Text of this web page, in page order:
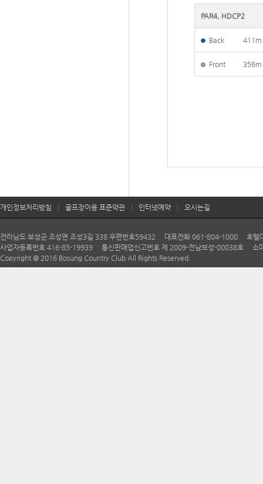
PAR4, HDCP2
Back 411m
Front 356m
개인정보처리방침 골프장이용 표준약관 인터넷예약 오시는길
전라남도 보성군 조성면 조성3길 338 우편번호59432 대표전화 061-804-1000
사업자등록번호 416-85-19939 통신판매업신고번호 제 2009-전남보성-00038호 소
Copyright @ 2016 Bosung Country Club All Rights Reserved.